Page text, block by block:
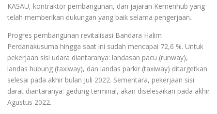
KASAU, kontraktor pembangunan, dan jajaran Kemenhub yang
telah memberikan dukungan yang baik selama pengerjaan.
Progres pembangunan revitalisasi Bandara Halim
Perdanakusuma hingga saat ini sudah mencapai 72,6 %. Untuk
pekerjaan sisi udara diantaranya: landasan pacu (runway),
landas hubung (taxiway), dan landas parkir (taxiway) ditargetkan
selesai pada akhir bulan Juli 2022. Sementara, pekerjaan sisi
darat diantaranya: gedung terminal, akan diselesaikan pada akhir
Agustus 2022.